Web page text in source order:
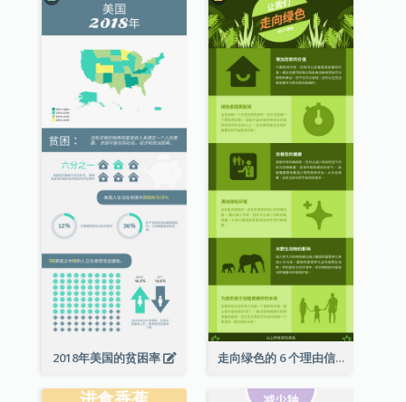
2018年美国的贫困率 走向绿色的 6 个理由信息图表